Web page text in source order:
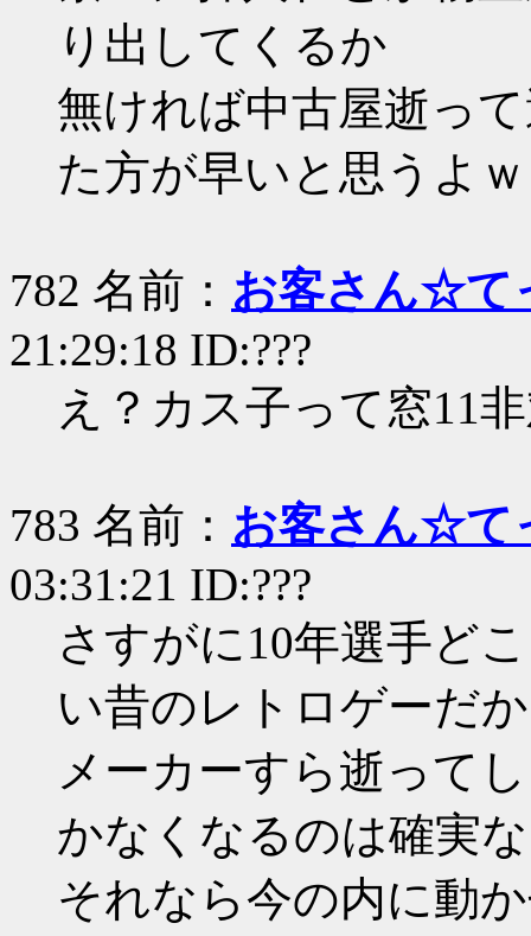
り出してくるか
無ければ中古屋逝っ
た方が早いと思うよｗ
782 名前： お客さん☆て
21:29:18 ID:???
え？カス子って窓11
783 名前： お客さん☆て
03:31:21 ID:???
さすがに10年選手ど
い昔のレトロゲーだ
メーカーすら逝って
かなくなるのは確実
それなら今の内に動